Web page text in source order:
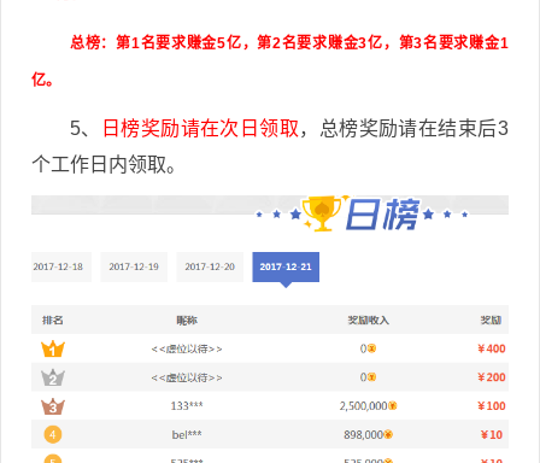
总榜：第1名要求赚金5亿，第2名要求赚金3亿，第3名要求赚金1
亿。
5、 日榜奖励请在次日领取，总榜奖励请在结束后3
个工作日内领取。